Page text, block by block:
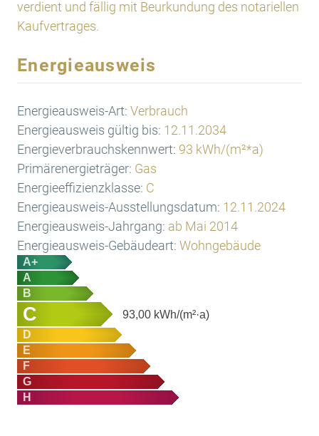
verdient und fällig mit Beurkundung des notariellen
Kaufvertrages.
Energieausweis
Energieausweis-Art: Verbrauch
Energieausweis gültig bis: 12.11.2034
Energieverbrauchskennwert: 93 kWh/(m²*a)
Primärenergieträger: Gas
Energieeffizienzklasse: C
Energieausweis-Ausstellungsdatum: 12.11.2024
Energieausweis-Jahrgang: ab Mai 2014
Energieausweis-Gebäudeart: Wohngebäude
A+
A
B
C 93,00 kWh/(m²·a)
D
E
F
G
H